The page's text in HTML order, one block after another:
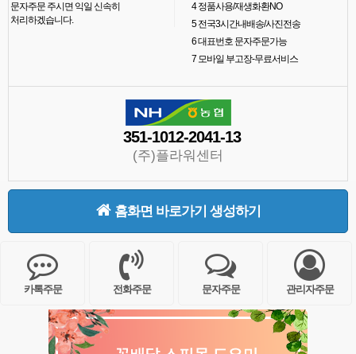
문자주문 주시면 익일 신속히
처리하겠습니다.
4정품사용/재생화환NO
5전국3시간내배송/사진전송
6대표번호 문자주문가능
7모바일 부고장-무료서비스
351-1012-2041-13
(주)플라워센터
홈화면 바로가기 생성하기
카톡주문 전화주문 문자주문 관리자주문